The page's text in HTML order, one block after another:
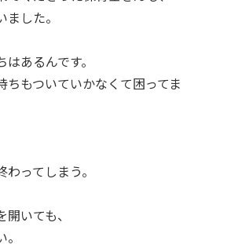
した。
はあるんです。
ちもついていかなくて困ってま
ってしまう。
いても、